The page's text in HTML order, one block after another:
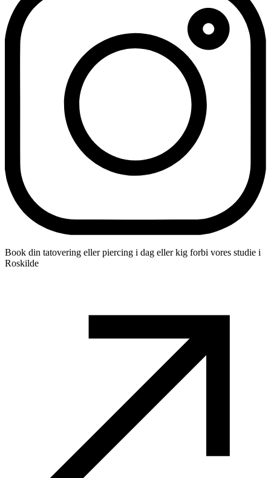
Book din tatovering eller piercing i dag eller kig forbi vores studie i
Roskilde